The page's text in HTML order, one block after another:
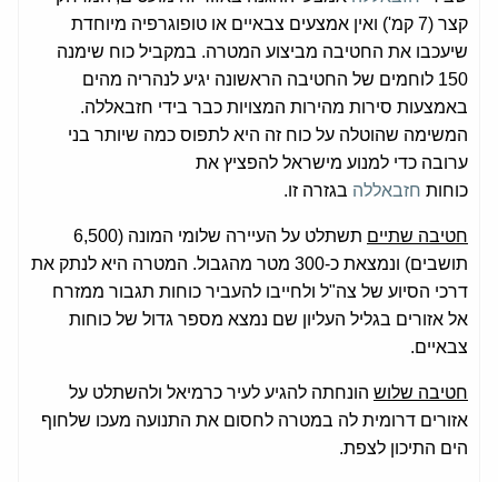
קצר (7 קמ') ואין אמצעים צבאיים או טופוגרפיה מיוחדת
שיעכבו את החטיבה מביצוע המטרה. במקביל כוח שימנה
150 לוחמים של החטיבה הראשונה יגיע לנהריה מהים
באמצעות סירות מהירות המצויות כבר בידי חזבאללה.
המשימה שהוטלה על כוח זה היא לתפוס כמה שיותר בני
ערובה כדי למנוע מישראל להפציץ את
כוחות חזבאללה בגזרה זו.
חטיבה שתיים
תשתלט על העיירה שלומי המונה (6,500
תושבים) ונמצאת כ-300 מטר מהגבול. המטרה היא לנתק את
דרכי הסיוע של צה"ל ולחייבו להעביר כוחות תגבור ממזרח
אל אזורים בגליל העליון שם נמצא מספר גדול של כוחות
צבאיים.
חטיבה שלוש הונחתה להגיע לעיר כרמיאל ולהשתלט על
אזורים דרומית לה במטרה לחסום את התנועה מעכו שלחוף
הים התיכון לצפת.